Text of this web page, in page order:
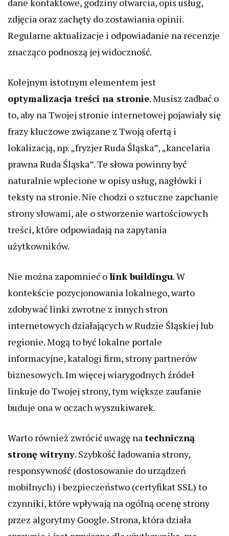
dane kontaktowe, godziny otwarcia, opis usług,
zdjęcia oraz zachęty do zostawiania opinii.
Regularne aktualizacje i odpowiadanie na recenzje
znacząco podnoszą jej widoczność.
Kolejnym istotnym elementem jest
optymalizacja treści na stronie. Musisz zadbać o
to, aby na Twojej stronie internetowej pojawiały się
frazy kluczowe związane z Twoją ofertą i
lokalizacją, np. „fryzjer Ruda Śląska”, „kancelaria
prawna Ruda Śląska”. Te słowa powinny być
naturalnie wplecione w opisy usług, nagłówki i
teksty na stronie. Nie chodzi o sztuczne zapchanie
strony słowami, ale o stworzenie wartościowych
treści, które odpowiadają na zapytania
użytkowników.
Nie można zapomnieć olink buildingu. W
kontekście pozycjonowania lokalnego, warto
zdobywać linki zwrotne z innych stron
internetowych działających w Rudzie Śląskiej lub
regionie. Mogą to być lokalne portale
informacyjne, katalogi firm, strony partnerów
biznesowych. Im więcej wiarygodnych źródeł
linkuje do Twojej strony, tym większe zaufanie
buduje ona w oczach wyszukiwarek.
Warto również zwrócić uwagę natechniczną
stronę witryny. Szybkość ładowania strony,
responsywność (dostosowanie do urządzeń
mobilnych) i bezpieczeństwo (certyfikat SSL) to
czynniki, które wpływają na ogólną ocenę strony
przez algorytmy Google. Strona, która działa